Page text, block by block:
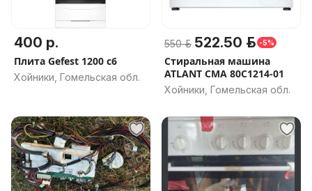
400 р.
Плита Gefest 1200 c6
Хойники, Гомельская обл.
550 р. 522.50 р. -5%
Стиральная машина
ATLANT СМА 80С1214-01
Хойники, Гомельская обл.